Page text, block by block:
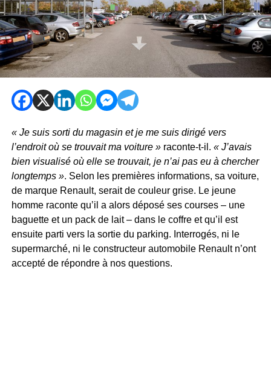
« Je suis sorti du magasin et je me suis dirigé vers
l’endroit où se trouvait ma voiture » raconte-t-il. « J’avais
bien visualisé où elle se trouvait, je n’ai pas eu à chercher
longtemps ». Selon les premières informations, sa voiture,
de marque Renault, serait de couleur grise. Le jeune
homme raconte qu’il a alors déposé ses courses – une
baguette et un pack de lait – dans le coffre et qu’il est
ensuite parti vers la sortie du parking. Interrogés, ni le
supermarché, ni le constructeur automobile Renault n’ont
accepté de répondre à nos questions.